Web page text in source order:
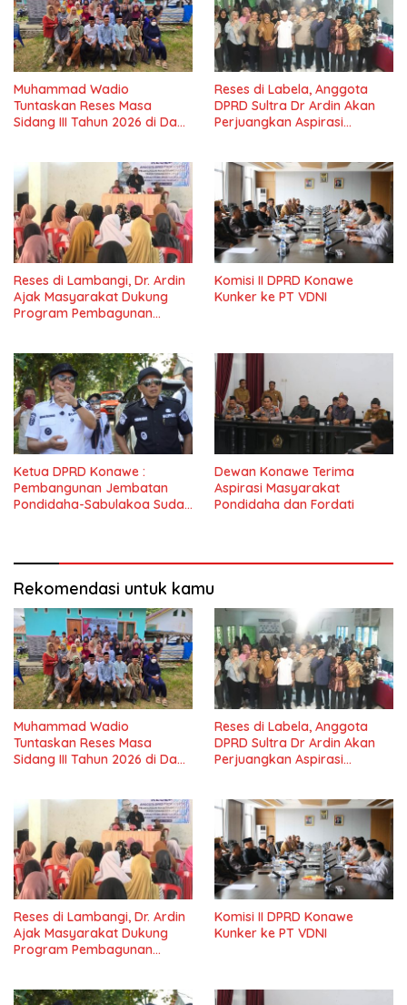
Muhammad Wadio
Tuntaskan Reses Masa
Sidang III Tahun 2026 di Dapil
Reses di Labela, Anggota
DPRD Sultra Dr Ardin Akan
Perjuangkan Aspirasi
Reses di Lambangi, Dr. Ardin
Ajak Masyarakat Dukung
Program Pembagunan
Komisi II DPRD Konawe
Kunker ke PT VDNI
Ketua DPRD Konawe :
Pembangunan Jembatan
Pondidaha-Sabulakoa Sudah
Dewan Konawe Terima
Aspirasi Masyarakat
Pondidaha dan Fordati
Rekomendasi untuk kamu
Muhammad Wadio
Tuntaskan Reses Masa
Sidang III Tahun 2026 di Dapil
Reses di Labela, Anggota
DPRD Sultra Dr Ardin Akan
Perjuangkan Aspirasi
Reses di Lambangi, Dr. Ardin
Ajak Masyarakat Dukung
Program Pembagunan
Komisi II DPRD Konawe
Kunker ke PT VDNI